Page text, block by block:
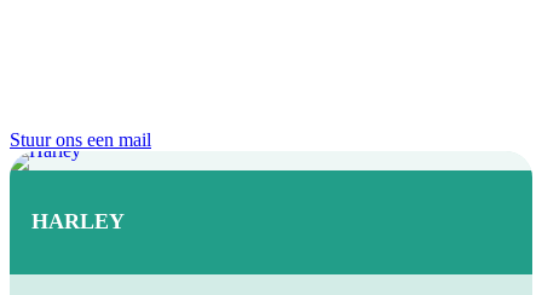
Stuur ons een mail
HARLEY